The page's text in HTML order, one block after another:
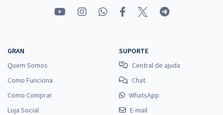
GRAN
Quem Somos
Como Funciona
Como Comprar
Loja Social
SUPORTE
Central de ajuda
Chat
WhatsApp
E-mail